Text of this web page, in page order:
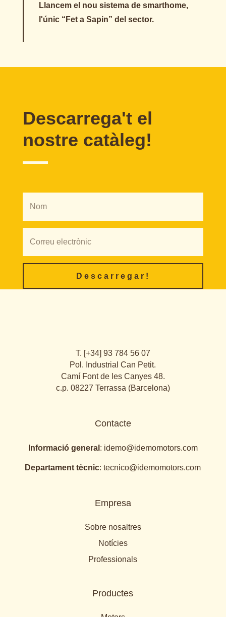
Llancem el nou sistema de smarthome,
l'únic “Fet a Sapin” del sector.
Descarrega't el
nostre catàleg!
Descarregar!
T. [+34] 93 784 56 07
Pol. Industrial Can Petit.
Camí Font de les Canyes 48.
c.p. 08227 Terrassa (Barcelona)
Contacte
Informació general : idemo@idemomotors.com
Departament tècnic:tecnico@idemomotors.com
Empresa
Sobre nosaltres
Notícies
Professionals
Productes